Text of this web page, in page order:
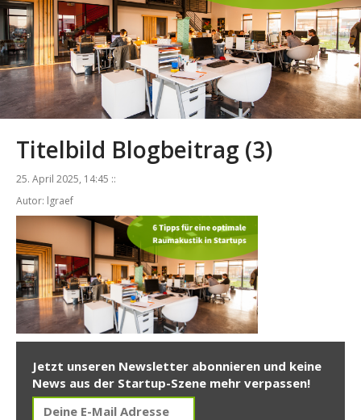
Titelbild Blogbeitrag (3)
25. April 2025, 14:45 ::
Autor: lgraef
Jetzt unseren Newsletter abonnieren und keine
News aus der Startup-Szene mehr verpassen!